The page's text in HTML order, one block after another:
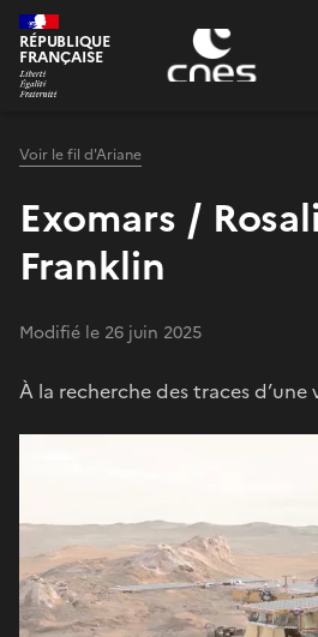
Panneau de gestion des cookies
RÉPUBLIQUE
FRANÇAISE
Voir le fil d'Ariane
Exomars /
Franklin
Modifié le 26 juin 2025
À la recherche des traces